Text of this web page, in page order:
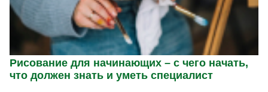
Рисование для начинающих – с чего начать,
что должен знать и уметь специалист